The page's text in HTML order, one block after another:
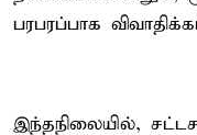
பரபரப்பாக
இந்தநிலையில்,